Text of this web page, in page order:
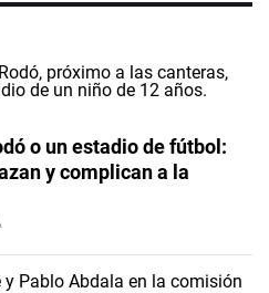
o un estadio de fútbol:
y complican a la